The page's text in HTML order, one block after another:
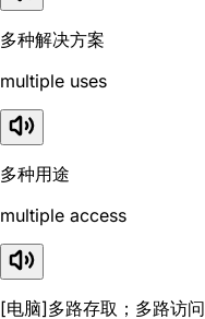
多种解决方案
multiple uses
多种用途
multiple access
[电脑]多路存取；多路访问